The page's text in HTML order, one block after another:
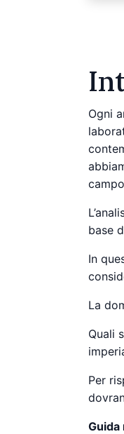
Ogni
base
In
La
Quali
Per
Guida